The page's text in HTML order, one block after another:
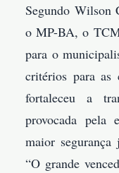
Segundo Wilson
o MP-BA, o
para o
critérios para as
fortaleceu a
provocada pela
maior segurança
“O grande